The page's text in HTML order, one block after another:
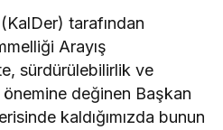
tarafından
Arayış
sürdürülebilirlik ve
önemine değinen Başkan
kaldığımızda bunun